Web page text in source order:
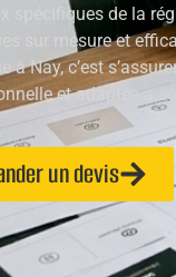
spécifiques de la
sur mesure et
à Nay, c’est
et adaptée à
un devis